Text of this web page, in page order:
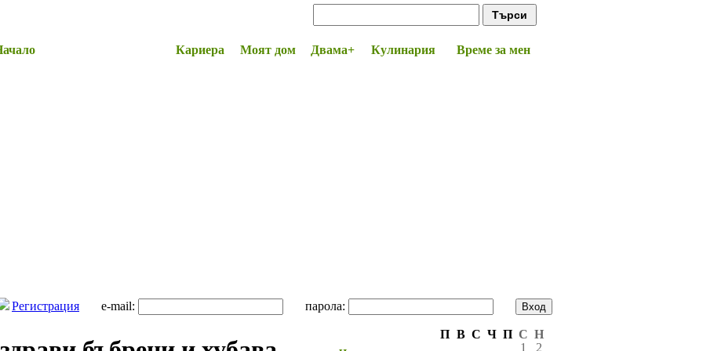
Кариера Моят дом Двама+ Кулинария Време за мен
Регистрация e-mail: парола:
П В С Ч П С Н
1
2